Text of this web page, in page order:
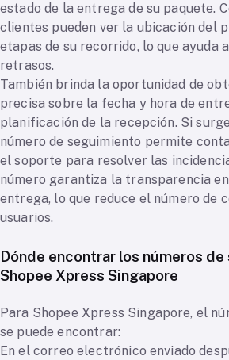
estado de la entrega de su paquete.
clientes pueden ver la ubicación del
etapas de su recorrido, lo que ayuda
retrasos.
También brinda la oportunidad de
precisa sobre la fecha y hora de
planificación de la recepción. Si
número de seguimiento permite
el soporte para resolver las
número garantiza la transparencia
entrega, lo que reduce el número de
usuarios.
Dónde encontrar los números
Shopee Xpress Singapore
Para Shopee Xpress Singapore, el
se puede encontrar:
En el correo electrónico enviado